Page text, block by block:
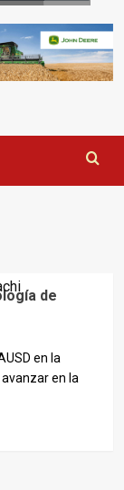
de
en la
en la